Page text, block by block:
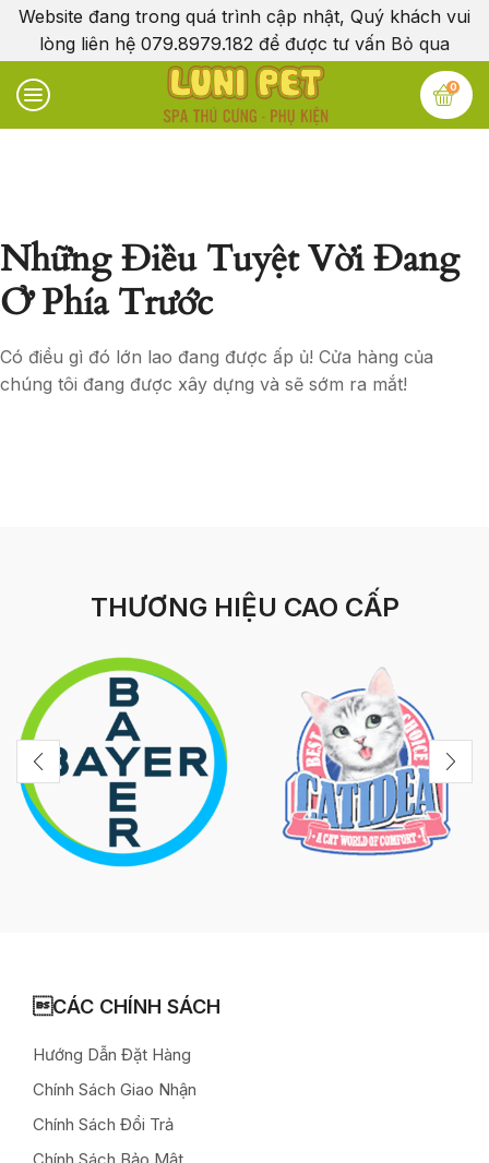
Website đang trong quá trình cập nhật, Quý khách vui
lòng liên hệ 079.8979.182 để được tư vấn Bỏ qua
0
Những Điều Tuyệt Vời Đang
Ở Phía Trước
Có điều gì đó lớn lao đang được ấp ủ! Cửa hàng của
chúng tôi đang được xây dựng và sẽ sớm ra mắt!
THƯƠNG HIỆU CAO CẤP
CÁC CHÍNH SÁCH
Hướng Dẫn Đặt Hàng
Chính Sách Giao Nhận
Chính Sách Đổi Trả